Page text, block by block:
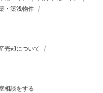
・築浅物件
売却について
相談をする